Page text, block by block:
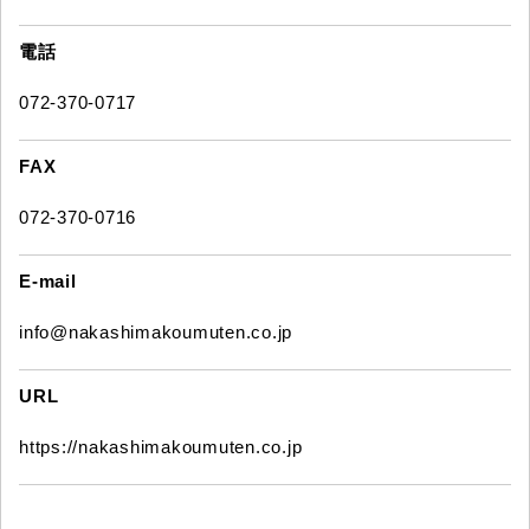
電話
072-370-0717
FAX
072-370-0716
E-mail
info@nakashimakoumuten.co.jp
URL
https://nakashimakoumuten.co.jp